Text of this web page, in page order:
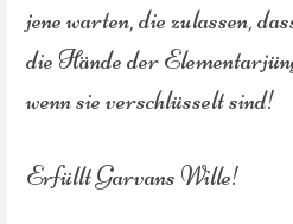
jene warten, die zulassen,
die Hände der
wenn sie verschlüsselt sind!
Erfüllt Garvans Wille!